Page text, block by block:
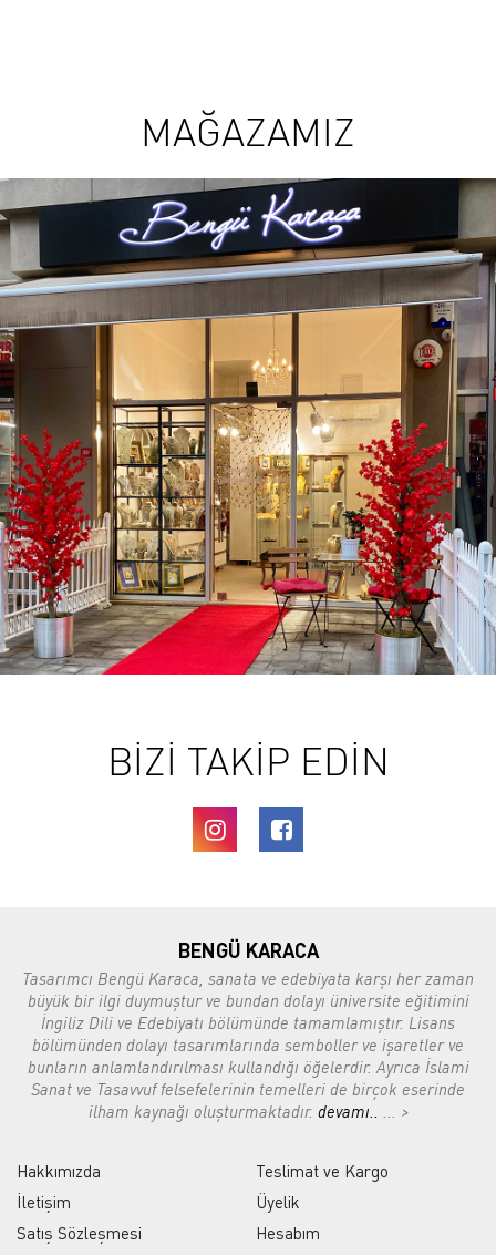
MAĞAZAMIZ
BİZİ TAKİP EDİN
BENGÜ KARACA
Tasarımcı Bengü Karaca, sanata ve edebiyata karşı her zaman
büyük bir ilgi duymuştur ve bundan dolayı üniversite eğitimini
İngiliz Dili ve Edebiyatı bölümünde tamamlamıştır. Lisans
bölümünden dolayı tasarımlarında semboller ve işaretler ve
bunların anlamlandırılması kullandığı öğelerdir. Ayrıca İslami
Sanat ve Tasavvuf felsefelerinin temelleri de birçok eserinde
ilham kaynağı oluşturmaktadır. devamı.. ... >
Hakkımızda
İletişim
Satış Sözleşmesi
Teslimat ve Kargo
Üyelik
Hesabım